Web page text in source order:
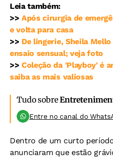
Leia também:
>>Após cirurgia de
e volta para casa
>> De lingerie, Sheila
ensaio sensual; veja foto
>> Coleção da 'Playboy' é
saiba as mais valiosas
Tudo sobre
Entre no canal do
Dentro de um curto
anunciaram que estão